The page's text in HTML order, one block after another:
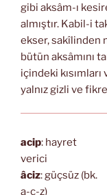
gibi aksâm-ı
almıştır. Kabil-i
ekser, sakîlinden
bütün aksâmını
içindeki
yalnız gizli ve
acip: hayret
verici
âciz: güçsüz (bk.
a-c-z)